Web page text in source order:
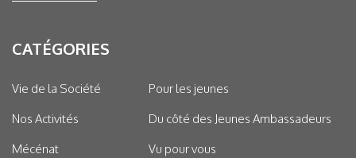
CATÉGORIES
Vie de la Société
Nos Activités
Mécénat
Pour les jeunes
Du côté des Jeunes Ambassadeurs
Vu pour vous